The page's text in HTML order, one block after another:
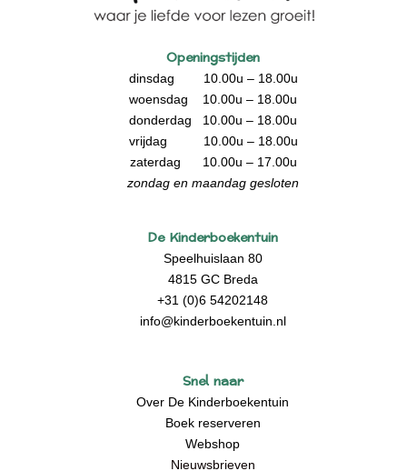
Openingstijden
dinsdag 10.00u – 18.00u
woensdag 10.00u – 18.00u
donderdag 10.00u – 18.00u
vrijdag 10.00u – 18.00u
zaterdag 10.00u – 17.00u
zondag en maandag gesloten
De Kinderboekentuin
Speelhuislaan 80
4815 GC Breda
+31 (0)6 54202148
info@kinderboekentuin.nl
Snel naar
Over De Kinderboekentuin
Boek reserveren
Webshop
Nieuwsbrieven